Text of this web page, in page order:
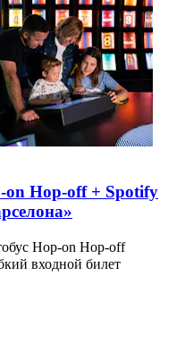
on Hop-off + Spotify
Hop-on Hop-off
входной билет